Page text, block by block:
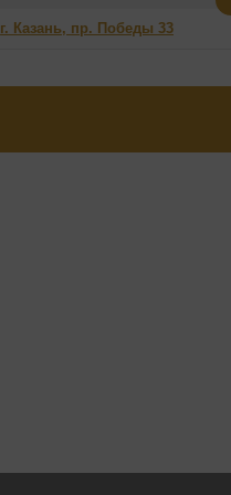
г. Казань, пр. Победы 33